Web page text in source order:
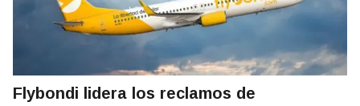
Flybondi lidera los reclamos de